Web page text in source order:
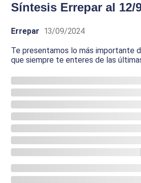
Síntesis Errepar al 12/
Errepar 13/09/2024
Te presentamos lo más importante
que siempre te enteres de las